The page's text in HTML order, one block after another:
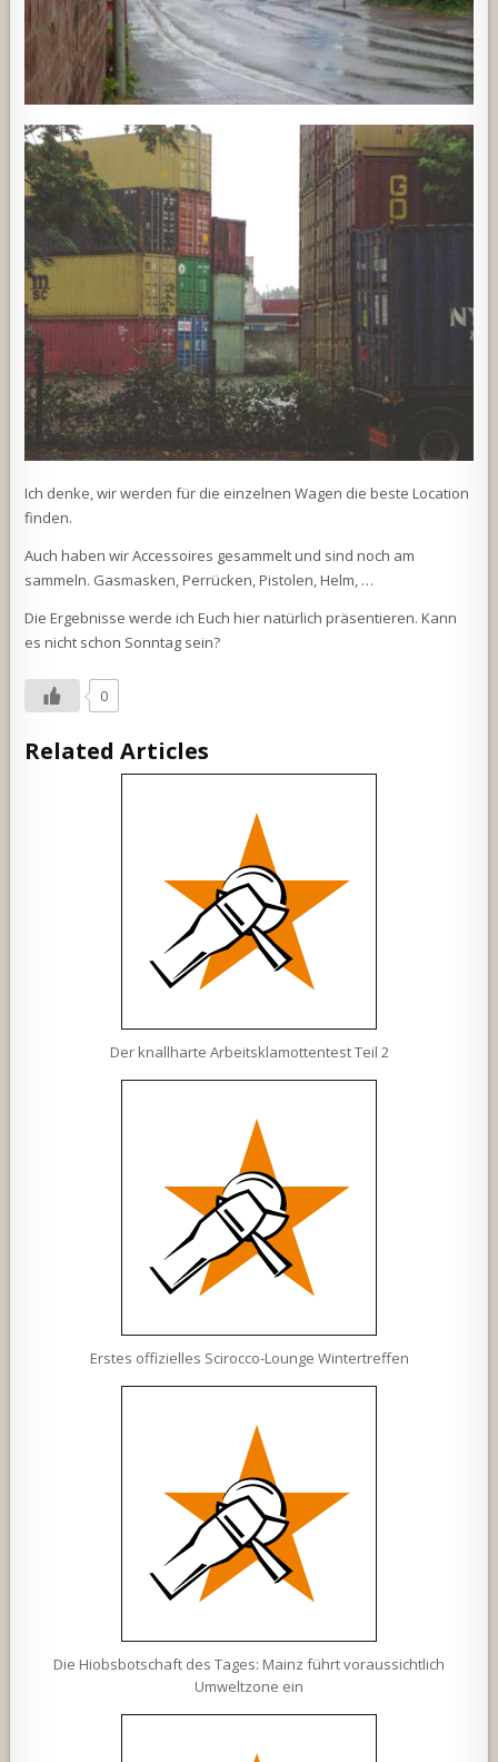
Ich denke, wir werden für die einzelnen Wagen die beste Location
finden.
Auch haben wir Accessoires gesammelt und sind noch am
sammeln. Gasmasken, Perrücken, Pistolen, Helm, …
Die Ergebnisse werde ich Euch hier natürlich präsentieren. Kann
es nicht schon Sonntag sein?
0
Related Articles
Der knallharte Arbeitsklamottentest Teil 2
Erstes offizielles Scirocco-Lounge Wintertreffen
Die Hiobsbotschaft des Tages: Mainz führt voraussichtlich
Umweltzone ein